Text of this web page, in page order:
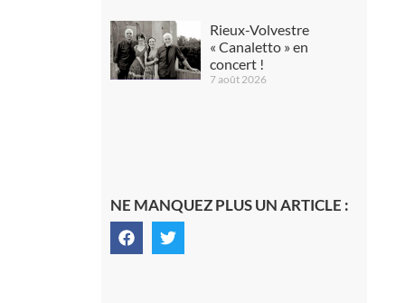
Rieux-Volvestre
« Canaletto » en
concert !
7 août 2026
NE MANQUEZ PLUS UN ARTICLE :